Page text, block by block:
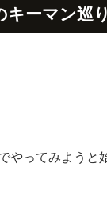
キーマン巡り
ってみようと